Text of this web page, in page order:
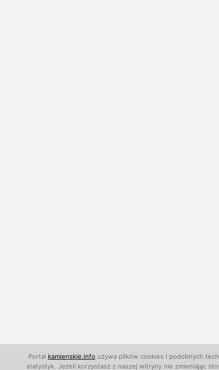
Portal kamienskie.info używa plików cookies i podobnych
statystyk. Jeżeli korzystasz z naszej witryny nie zmieniając